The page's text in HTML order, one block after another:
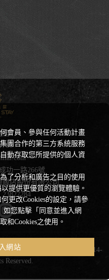
居
功一路266號
飯店股份有限公司
23827284
by曜通資訊有限公司
© 2014-
Reserved.
會員、參與任何活動計畫
團合作的第三方系統服務
動存取您所提供的個人資
了分析和廣告之目的使用
提供更優質的瀏覽體驗。
更改Cookies的設定，請參
如您點擊「同意並進入網
和Cookies之使用。
網站